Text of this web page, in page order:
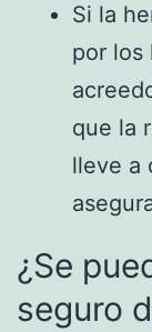
Si la
por los
que la
lleve a
¿Se
seguro